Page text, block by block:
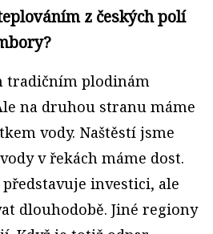
z českých polí
tradičním plodinám
na druhou stranu máme
vody. Naštěstí jsme
v řekách máme dost.
investici, ale
dlouhodobě. Jiné regiony